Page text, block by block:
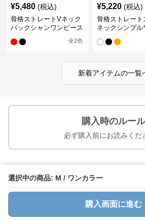
選択中の商品: M / ワンカラー
購入画面に進む
¥5,480 (税込)
骨格ストレートVネック
バックシャンワンピース
全2色
¥5,220 (税込)
骨格ストレート
ネックシンプル
新着アイテムの一覧
購入時のルール
必ず購入前にお読みくだ
ご注文確定から7~28日でお
送料は1注文あたり1000円